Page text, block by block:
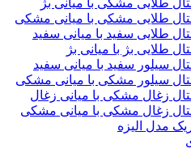
طلایی مشکی با میانی مشکی
طلایی سفید با میانی سفید
طلایی بژ با میانی بژ
سیلور سفید با میانی سفید
سیلور مشکی با میانی مشکی
زغال مشکی با میانی زغال
زغال مشکی با میانی مشکی
مدل الیزه